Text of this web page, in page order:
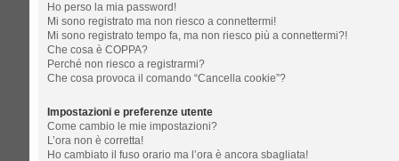
Ho perso la mia password!
Mi sono registrato ma non riesco a connettermi!
Mi sono registrato tempo fa, ma non riesco più a connettermi?!
Che cosa è COPPA?
Perché non riesco a registrarmi?
Che cosa provoca il comando “Cancella cookie”?
Impostazioni e preferenze utente
Come cambio le mie impostazioni?
L’ora non è corretta!
Ho cambiato il fuso orario ma l’ora è ancora sbagliata!